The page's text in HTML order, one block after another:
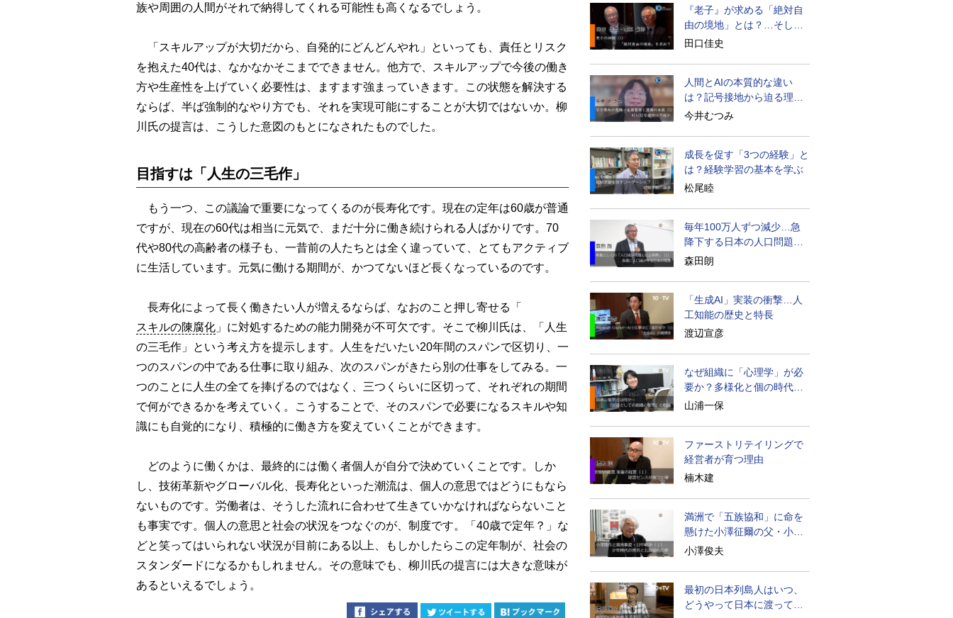
族や周囲の人間がそれで納得してくれる可能性も高くなるでしょう。
「スキルアップが大切だから、自発的にどんどんやれ」といっても、責任とリスク
を抱えた40代は、なかなかそこまでできません。他方で、スキルアップで今後の働き
方や生産性を上げていく必要性は、ますます強まっていきます。この状態を解決する
ならば、半ば強制的なやり方でも、それを実現可能にすることが大切ではないか。柳
川氏の提言は、こうした意図のもとになされたものでした。
目指すは「人生の三毛作」
もう一つ、この議論で重要になってくるのが長寿化です。現在の定年は60歳が普通
ですが、現在の60代は相当に元気で、まだ十分に働き続けられる人ばかりです。70
代や80代の高齢者の様子も、一昔前の人たちとは全く違っていて、とてもアクティブ
に生活しています。元気に働ける期間が、かつてないほど長くなっているのです。
長寿化によって長く働きたい人が増えるならば、なおのこと押し寄せる「
スキルの陳腐化 」に対処するための能力開発が不可欠です。そこで柳川氏は、「人生
の三毛作」という考え方を提示します。人生をだいたい20年間のスパンで区切り、一
つのスパンの中である仕事に取り組み、次のスパンがきたら別の仕事をしてみる。一
つのことに人生の全てを捧げるのではなく、三つくらいに区切って、それぞれの期間
で何ができるかを考えていく。こうすることで、そのスパンで必要になるスキルや知
識にも自覚的になり、積極的に働き方を変えていくことができます。
どのように働くかは、最終的には働く者個人が自分で決めていくことです。しか
し、技術革新やグローバル化、長寿化といった潮流は、個人の意思ではどうにもなら
ないものです。労働者は、そうした流れに合わせて生きていかなければならないこと
も事実です。個人の意思と社会の状況をつなぐのが、制度です。「40歳で定年？」な
どと笑ってはいられない状況が目前にある以上、もしかしたらこの定年制が、社会の
スタンダードになるかもしれません。その意味でも、柳川氏の提言には大きな意味が
あるといえるでしょう。
『老子』が求める「絶対自
由の境地」とは？…そして
創造長寿へ
田口佳史
人間とAIの本質的な違い
は？記号接地から迫る理解
の本質
今井むつみ
成長を促す「3つの経験」と
は？経験学習の基本を学ぶ
松尾睦
毎年100万人ずつ減少…急
降下する日本の人口問題を
考える
森田朗
「生成AI」実装の衝撃…人
工知能の歴史と特長
渡辺宣彦
なぜ組織に「心理学」が必
要か？多様化と個の時代の
処方箋
山浦一保
ファーストリテイリングで
経営者が育つ理由
楠木建
満洲で「五族協和」に命を
懸けた小澤征爾の父・小澤
開作
小澤俊夫
最初の日本列島人はいつ、
どうやって日本に渡ってき